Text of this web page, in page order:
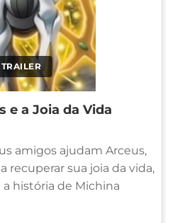
TRAILER
e a Joia da Vida
amigos ajudam Arceus,
recuperar sua joia da vida,
história de Michina